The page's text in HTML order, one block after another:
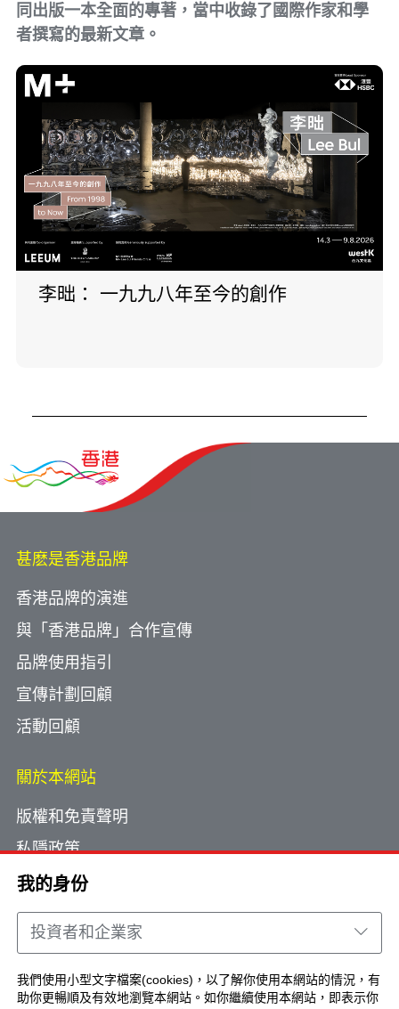
我的身份
投資者和企業家
我們使用小型文字檔案(cookies)，以了解你使用本網站的情況，有
助你更暢順及有效地瀏覽本網站。如你繼續使用本網站，即表示你
同出版一本全面的專著，當中收錄了國際作家和學
者撰寫的最新文章。
李昢： 一九九八年至今的創作
甚麽是香港品牌
香港品牌的演進
與「香港品牌」合作宣傳
品牌使用指引
宣傳計劃回顧
活動回顧
關於本網站
版權和免責聲明
私隱政策
使用小型文字檔案
網頁指南
聯絡我們